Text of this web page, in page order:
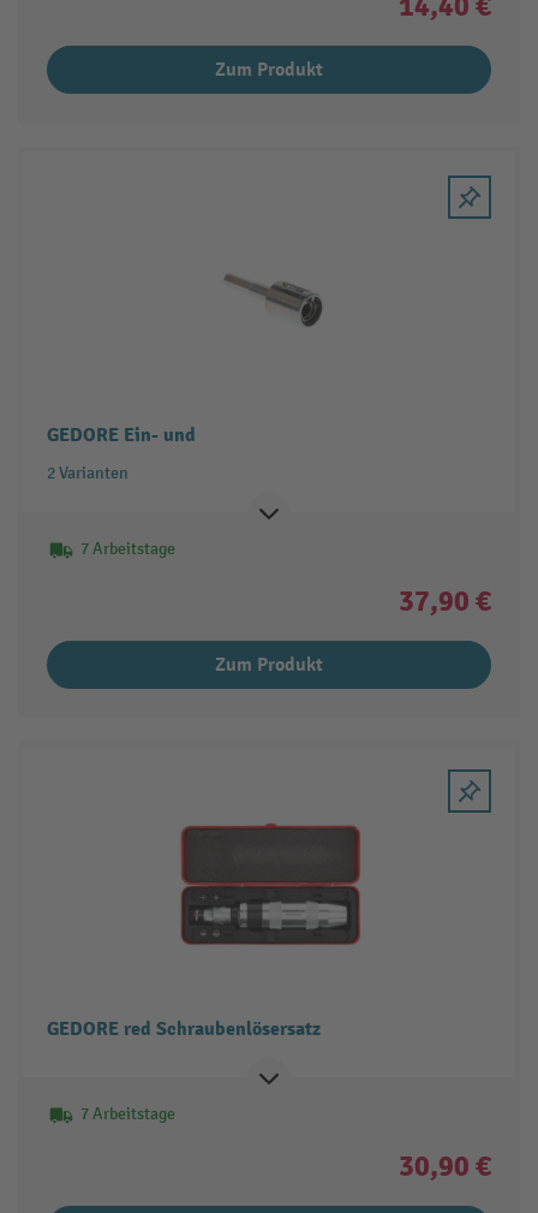
Zum Produkt
GEDORE Ein- und
2 Varianten
7 Arbeitstage
37,90 €
Zum Produkt
GEDORE red Schraubenlösersatz
7 Arbeitstage
30,90 €